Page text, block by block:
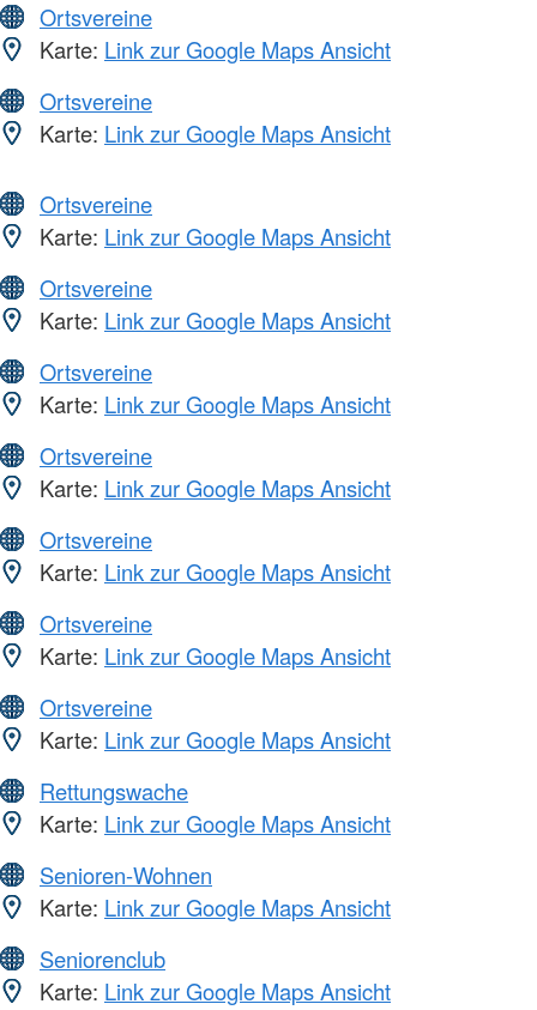
Ortsvereine
Karte: Link zur Google Maps Ansicht
Ortsvereine
Karte: Link zur Google Maps Ansicht
Ortsvereine
Karte: Link zur Google Maps Ansicht
Ortsvereine
Karte: Link zur Google Maps Ansicht
Ortsvereine
Karte: Link zur Google Maps Ansicht
Ortsvereine
Karte: Link zur Google Maps Ansicht
Ortsvereine
Karte: Link zur Google Maps Ansicht
Ortsvereine
Karte: Link zur Google Maps Ansicht
Ortsvereine
Karte: Link zur Google Maps Ansicht
Rettungswache
Karte: Link zur Google Maps Ansicht
Senioren-Wohnen
Karte: Link zur Google Maps Ansicht
Seniorenclub
Karte: Link zur Google Maps Ansicht